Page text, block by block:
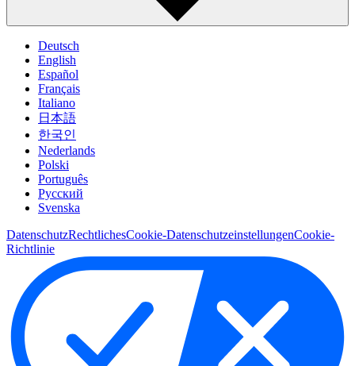
Deutsch
English
Español
Français
Italiano
日本語
한국인
Nederlands
Polski
Português
Pусский
Svenska
DatenschutzRechtlichesCookie-DatenschutzeinstellungenCookie-
Richtlinie